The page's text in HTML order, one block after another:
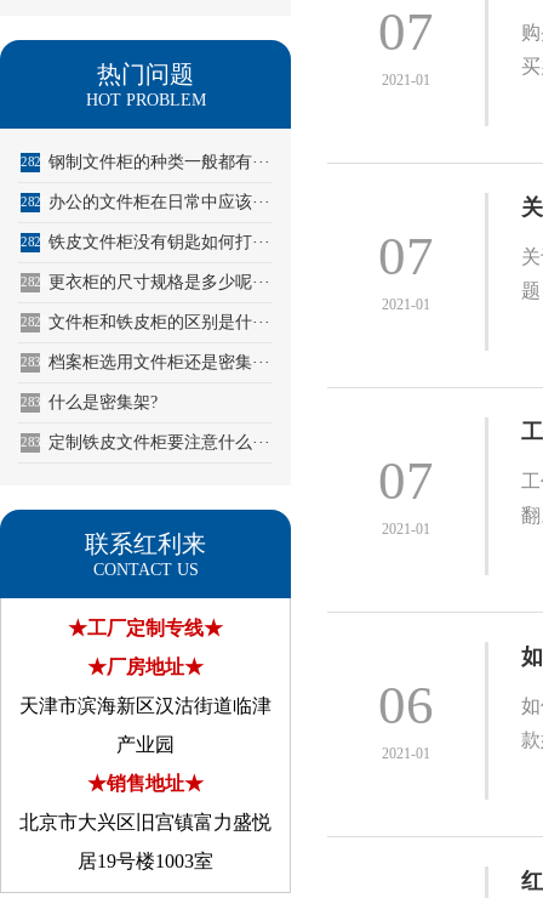
热门问题
HOT PROBLEM
2825 钢制文件柜的种类一般都有···
2826 办公的文件柜在日常中应该···
2827 铁皮文件柜没有钥匙如何打···
2828 更衣柜的尺寸规格是多少呢···
2829 文件柜和铁皮柜的区别是什···
2830 档案柜选用文件柜还是密集···
2831 什么是密集架?
2832 定制铁皮文件柜要注意什么···
联系红利来
CONTACT US
★工厂定制专线★
★厂房地址★
天津市滨海新区汉沽街道临津
产业园
★销售地址★
北京市大兴区旧宫镇富力盛悦
居19号楼1003室
07
2021-01
07
2021-01
07
2021-01
06
2021-01